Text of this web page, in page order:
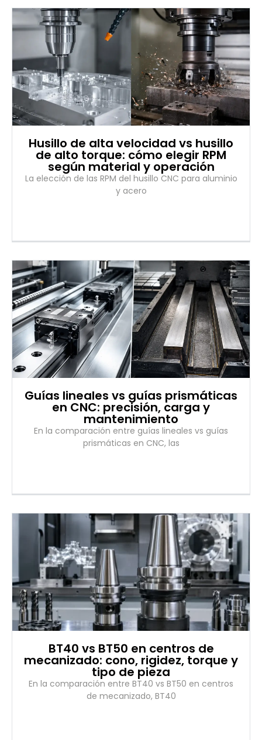
Husillo de alta velocidad vs husillo
de alto torque: cómo elegir RPM
según material y operación
La elección de las RPM del husillo CNC para aluminio
y acero
Guías lineales vs guías prismáticas
en CNC: precisión, carga y
mantenimiento
En la comparación entre guías lineales vs guías
prismáticas en CNC, las
BT40 vs BT50 en centros de
mecanizado: cono, rigidez, torque y
tipo de pieza
En la comparación entre BT40 vs BT50 en centros
de mecanizado, BT40